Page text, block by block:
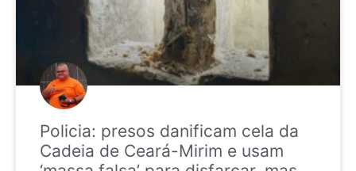
Policia: presos danificam cela da
Cadeia de Ceará-Mirim e usam